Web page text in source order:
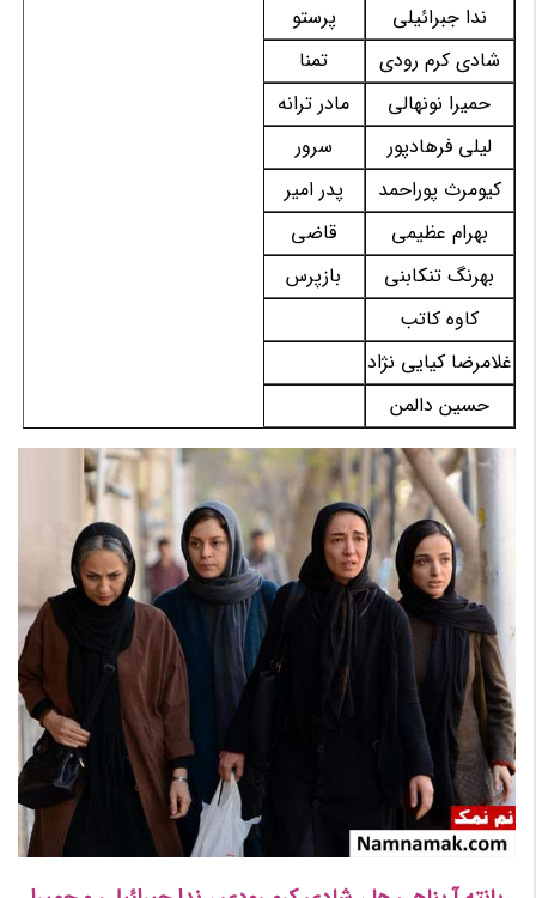
ندا جبرائیلی
پرستو
شادی کرم رودی
تمنا
حمیرا نونهالی
مادر ترانه
لیلی فرهادپور
سرور
کیومرث پوراحمد
پدر امیر
بهرام عظیمی
قاضی
بهرنگ تنکابنی
بازپرس
کاوه کاتب
غلامرضا کیایی نژاد
حسین دالمن